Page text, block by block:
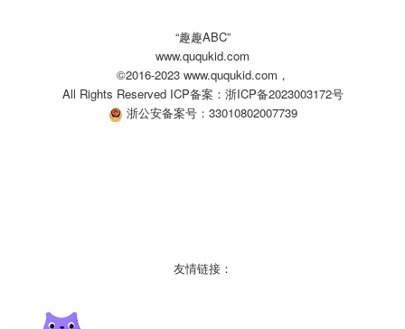
“趣趣ABC”
www.ququkid.com
©2016-2023 www.ququkid.com，
All Rights Reserved ICP备案：浙ICP备2023003172号
浙公安备案号：33010802007739
友情链接：